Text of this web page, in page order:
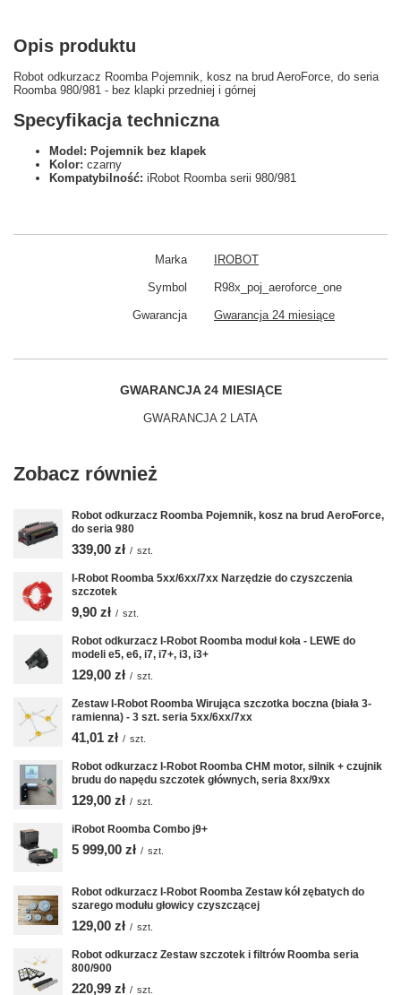
Opis produktu
Robot odkurzacz Roomba Pojemnik, kosz na brud AeroForce, do seria
Roomba 980/981 - bez klapki przedniej i górnej
Specyfikacja techniczna
Model: Pojemnik bez klapek
Kolor: czarny
Kompatybilność: iRobot Roomba serii 980/981
Marka IROBOT
Symbol R98x_poj_aeroforce_one
Gwarancja Gwarancja 24 miesiące
GWARANCJA 24 MIESIĄCE
GWARANCJA 2 LATA
Zobacz również
Robot odkurzacz Roomba Pojemnik, kosz na brud AeroForce,
do seria 980
339,00 zł / szt.
I-Robot Roomba 5xx/6xx/7xx Narzędzie do czyszczenia
szczotek
9,90 zł / szt.
Robot odkurzacz I-Robot Roomba moduł koła - LEWE do
modeli e5, e6, i7, i7+, i3, i3+
129,00 zł / szt.
Zestaw I-Robot Roomba Wirująca szczotka boczna (biała 3-
ramienna) - 3 szt. seria 5xx/6xx/7xx
41,01 zł / szt.
Robot odkurzacz I-Robot Roomba CHM motor, silnik + czujnik
brudu do napędu szczotek głównych, seria 8xx/9xx
129,00 zł / szt.
iRobot Roomba Combo j9+
5 999,00 zł / szt.
Robot odkurzacz I-Robot Roomba Zestaw kół zębatych do
szarego modułu głowicy czyszczącej
129,00 zł / szt.
Robot odkurzacz Zestaw szczotek i filtrów Roomba seria
800/900
220,99 zł / szt.